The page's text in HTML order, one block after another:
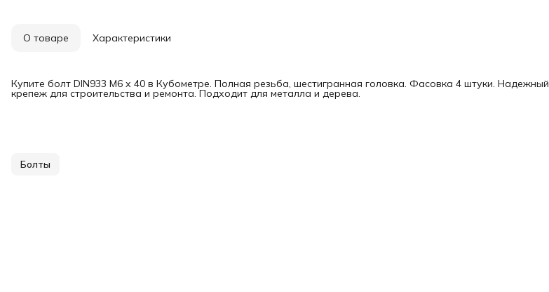
О товаре Характеристики
Купите болт DIN933 М6 х 40 в Кубометре. Полная резьба, шестигранная головка. Фасовка 4 штуки. Надежный
крепеж для строительства и ремонта. Подходит для металла и дерева.
Болты